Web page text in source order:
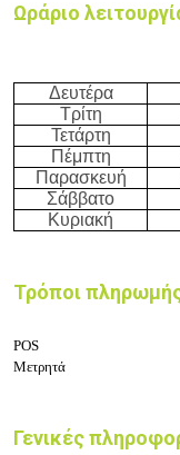
Ωράριο
Δευτέρα
Τρίτη
Τετάρτη
Πέμπτη
Παρασκευή
Σάββατο
Κυριακή
Τρόποι
POS
Μετρητά
Γενικές